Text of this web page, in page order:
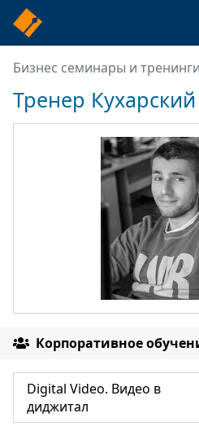
Бизнес семинары и тренинги
Тренер
Корпоративное
Digital Video. Видео в
диджитал